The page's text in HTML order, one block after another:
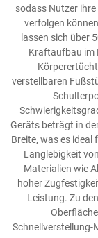
sodass Nutzer
verfolgen
lassen sich über
Kraftaufbau im
verstellbaren
Geräts beträgt in
Breite, was es ideal
Langlebigkeit
Materialien wie
hoher
Leistung. Zu
Schnellverstellung-